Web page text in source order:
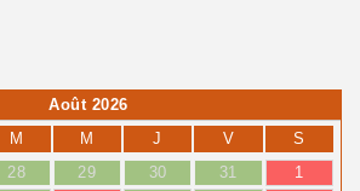
Août 2026
M M J V
S
28 29 30 31
1